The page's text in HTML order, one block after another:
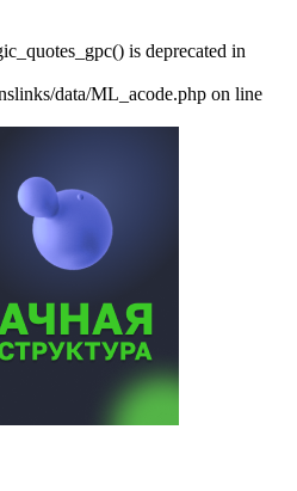
is deprecated in
data/ML_acode.php on line